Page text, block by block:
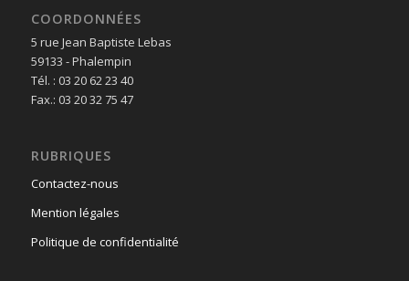
COORDONNÉES
5 rue Jean Baptiste Lebas
59133 - Phalempin
Tél. : 03 20 62 23 40
Fax.: 03 20 32 75 47
RUBRIQUES
Contactez-nous
Mention légales
Politique de confidentialité